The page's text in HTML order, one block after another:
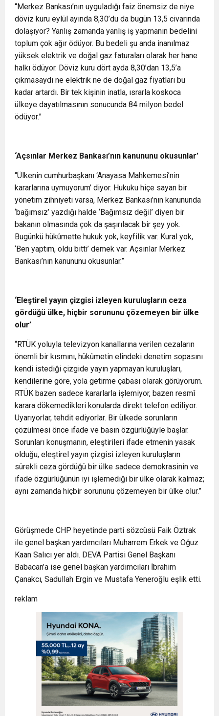
“Merkez Bankası’nın uyguladığı faiz önemsiz de niye
döviz kuru eylül ayında 8,30’du da bugün 13,5 civarında
dolaşıyor? Yanlış zamanda yanlış iş yapmanın bedelini
toplum çok ağır ödüyor. Bu bedeli şu anda inanılmaz
yüksek elektrik ve doğal gaz faturaları olarak her hane
halkı ödüyor. Döviz kuru dört ayda 8,30’dan 13,5’a
çıkmasaydı ne elektrik ne de doğal gaz fiyatları bu
kadar artardı. Bir tek kişinin inatla, ısrarla koskoca
ülkeye dayatılmasının sonucunda 84 milyon bedel
ödüyor.”
‘Açsınlar Merkez Bankası’nın kanununu okusunlar’
“Ülkenin cumhurbaşkanı ‘Anayasa Mahkemesi’nin
kararlarına uymuyorum’ diyor. Hukuku hiçe sayan bir
yönetim zihniyeti varsa, Merkez Bankası’nın kanununda
‘bağımsız’ yazdığı halde ‘Bağımsız değil’ diyen bir
bakanın olmasında çok da şaşırılacak bir şey yok.
Bugünkü hükûmette hukuk yok, keyfilik var. Kural yok,
‘Ben yaptım, oldu bitti’ demek var. Açsınlar Merkez
Bankası’nın kanununu okusunlar.”
‘Eleştirel yayın çizgisi izleyen kuruluşların ceza
gördüğü ülke, hiçbir sorununu çözemeyen bir ülke
olur’
“RTÜK yoluyla televizyon kanallarına verilen cezaların
önemli bir kısmını, hükûmetin elindeki denetim sopasını
kendi istediği çizgide yayın yapmayan kuruluşları,
kendilerine göre, yola getirme çabası olarak görüyorum.
RTÜK bazen sadece kararlarla işlemiyor, bazen resmî
karara dökemedikleri konularda direkt telefon ediliyor.
Uyarıyorlar, tehdit ediyorlar. Bir ülkede sorunların
çözülmesi önce ifade ve basın özgürlüğüyle başlar.
Sorunları konuşmanın, eleştirileri ifade etmenin yasak
olduğu, eleştirel yayın çizgisi izleyen kuruluşların
sürekli ceza gördüğü bir ülke sadece demokrasinin ve
ifade özgürlüğünün iyi işlemediği bir ülke olarak kalmaz;
aynı zamanda hiçbir sorununu çözemeyen bir ülke olur.”
Görüşmede CHP heyetinde parti sözcüsü Faik Öztrak
ile genel başkan yardımcıları Muharrem Erkek ve Oğuz
Kaan Salıcı yer aldı. DEVA Partisi Genel Başkanı
Babacan’a ise genel başkan yardımcıları İbrahim
Çanakcı, Sadullah Ergin ve Mustafa Yeneroğlu eşlik etti.
reklam